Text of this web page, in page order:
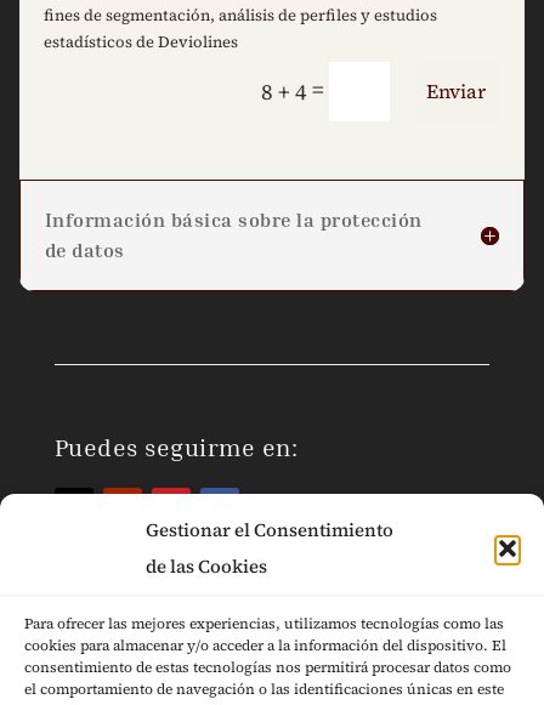
Gestionar el Consentimiento
de las Cookies
Para ofrecer las mejores experiencias, utilizamos tecnologías como las
cookies para almacenar y/o acceder a la información del dispositivo. El
consentimiento de estas tecnologías nos permitirá procesar datos como
el comportamiento de navegación o las identificaciones únicas en este
fines de segmentación, análisis de perfiles y estudios
estadísticos de Deviolines
8 + 4= Enviar
Información básica sobre la protección
de datos
Puedes seguirme en:
Páginas Legales